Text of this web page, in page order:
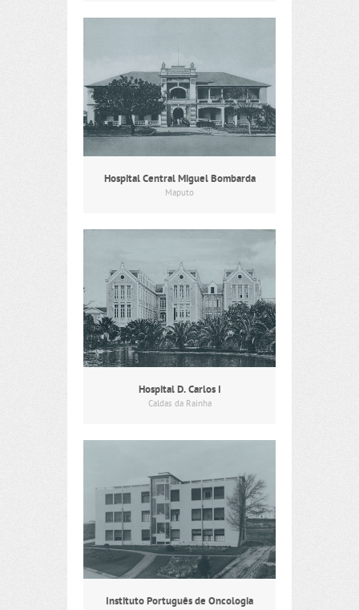
Hospital Central Miguel Bombarda
Maputo
Hospital D. Carlos I
Caldas da Rainha
Instituto Português de Oncologia